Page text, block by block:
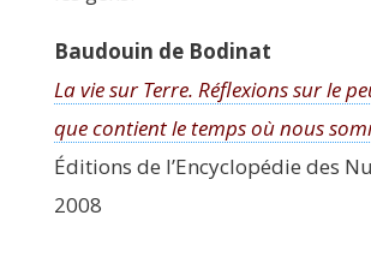
Bau­douin de Bodinat
La vie sur Terre. Réflexions sur le
que contient le temps où nous
Édi­tions de l’En­cy­clo­pé­die des
2008